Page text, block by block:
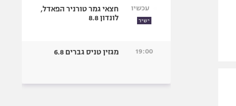
עכשיו
ישיר
חצאי גמר טורניר הפאדל,
לונדון 8.8
19:00 מגזין טניס גברים 6.8